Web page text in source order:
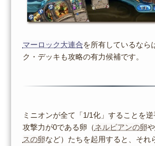
マーロック大連合を所有しているなら
ク・デッキも攻略の有力候補です。
ミニオンが全て「1/1化」することを逆
攻撃力が0である卵（ネルビアンの卵や
スの卵など）たちを起用すると、それ